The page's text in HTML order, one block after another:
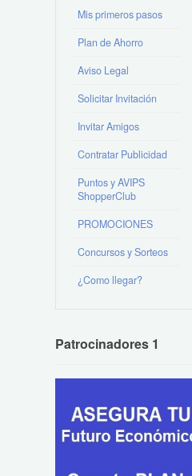
Mis primeros pasos
Plan de Ahorro
Aviso Legal
Solicitar Invitación
Invitar Amigos
Contratar Publicidad
Puntos y AVIPS
ShopperClub
PROMOCIONES
Concursos y Sorteos
¿Como llegar?
Patrocinadores 1